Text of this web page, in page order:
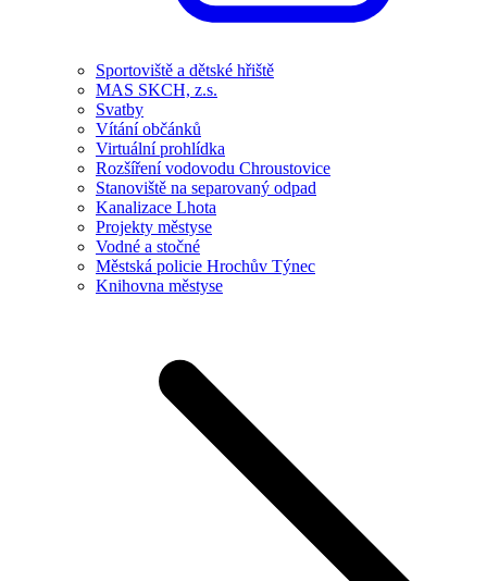
Sportoviště a dětské hřiště
MAS SKCH, z.s.
Svatby
Vítání občánků
Virtuální prohlídka
Rozšíření vodovodu Chroustovice
Stanoviště na separovaný odpad
Kanalizace Lhota
Projekty městyse
Vodné a stočné
Městská policie Hrochův Týnec
Knihovna městyse